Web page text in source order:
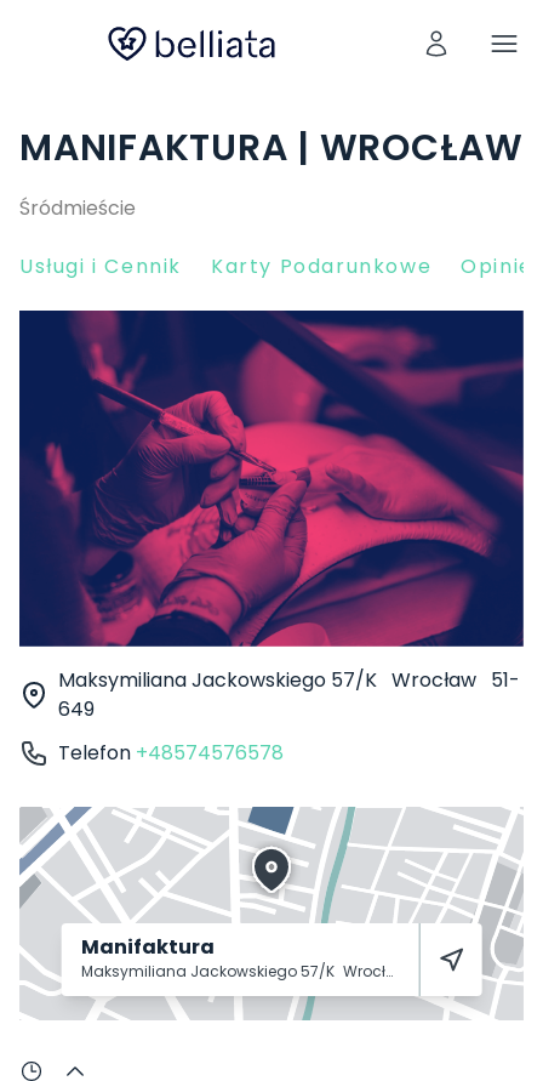
MANIFAKTURA | WROCŁAW
Śródmieście
Usługi i Cennik Karty Podarunkowe Opinie
Maksymiliana Jackowskiego 57/K Wrocław 51-
649
Telefon +48574576578
Manifaktura
Maksymiliana Jackowskiego 57/K Wrocław 51-649